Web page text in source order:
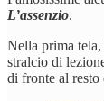
L’assenzio.
Nella prima
stralcio di
di fronte al resto